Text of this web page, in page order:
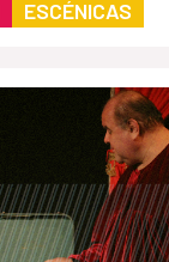
ESCÉNICAS